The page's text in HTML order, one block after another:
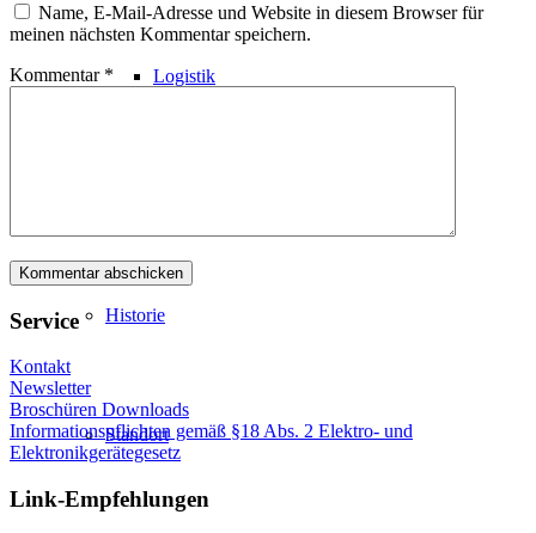
Logistik
Historie
Standort
Name, E-Mail-Adresse und Website in diesem Browser für
meinen nächsten Kommentar speichern.
Kommentar *
Service
Kontakt
Newsletter
Broschüren Downloads
Informationspflichten gemäß §18 Abs. 2 Elektro- und
Elektronikgerätegesetz
Link-Empfehlungen